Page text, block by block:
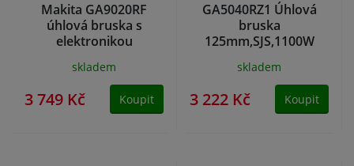
Makita GA9020RF
úhlová bruska s
elektronikou
skladem
3 749 Kč Koupit
GA5040RZ1 Úhlová
bruska
125mm,SJS,1100W
skladem
3 222 Kč Koupit